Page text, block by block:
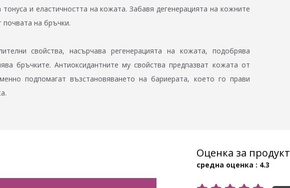
и еластичността на кожата. Забавя дегенерацията на кожните
почвата на бръчки.
свойства, насърчава регенерацията на кожата, подобрява
бръчките. Антиоксидантните му свойства предпазват кожата от
подпомагат възстановяването на бариерата, което го прави
Оценка за продукт
средна оценка : 4.3